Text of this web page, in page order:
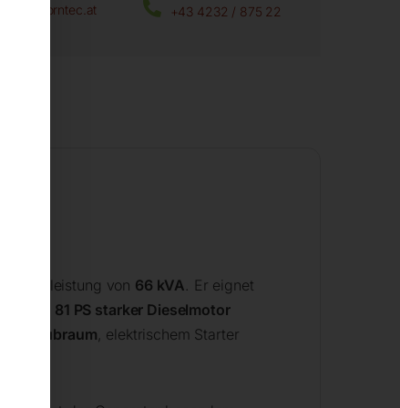
office@horntec.at +43 4232 / 875 22
von 66 kVA. Er eignet
81 PS starker Dieselmotor
cm³ Hubraum, elektrischem Starter